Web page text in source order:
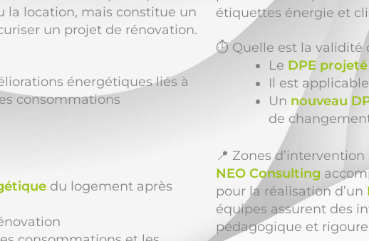
la location, mais constitue un
un projet de rénovation.
énergétiques liés à
consommations
du logement après
étiquettes énergie et
⏱️ Quelle est la validité
Le DPE
Il est
Un nouveau
de
📍 Zones
NEO Consulting
pour la réalisation d’un
équipes assurent des
pédagogique et